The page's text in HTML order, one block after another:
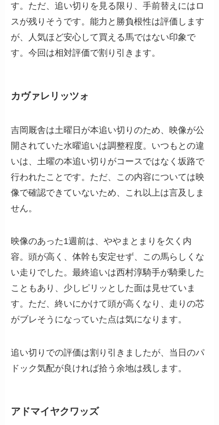
す。ただ、追い切りを見る限り、手前替えにはロ
スが残りそうです。能力と勝負根性は評価します
が、人気ほど安心して買える馬ではない印象で
す。今回は相対評価で割り引きます。
カヴァレリッツォ
吉岡厩舎は土曜日が本追い切りのため、映像が公
開されていた水曜追いは調整程度。いつもとの違
いは、土曜の本追い切りがコースではなく坂路で
行われたことです。ただ、この内容については映
像で確認できていないため、これ以上は言及しま
せん。
映像のあった1週前は、ややまとまりを欠く内
容。頭が高く、体幹も安定せず、この馬らしくな
い走りでした。最終追いは西村淳騎手が騎乗した
こともあり、少しピリッとした面は見せていま
す。ただ、終いにかけて頭が高くなり、走りの芯
がブレそうになっていた点は気になります。
追い切りでの評価は割り引きましたが、当日のパ
ドック気配が良ければ拾う余地は残します。
アドマイヤクワッズ